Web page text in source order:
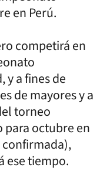
en Perú.
competirá en
y a fines de
de mayores y a
torneo
para octubre en
ese tiempo.